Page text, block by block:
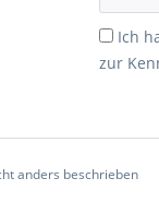
Ich
zur
anders beschrieben